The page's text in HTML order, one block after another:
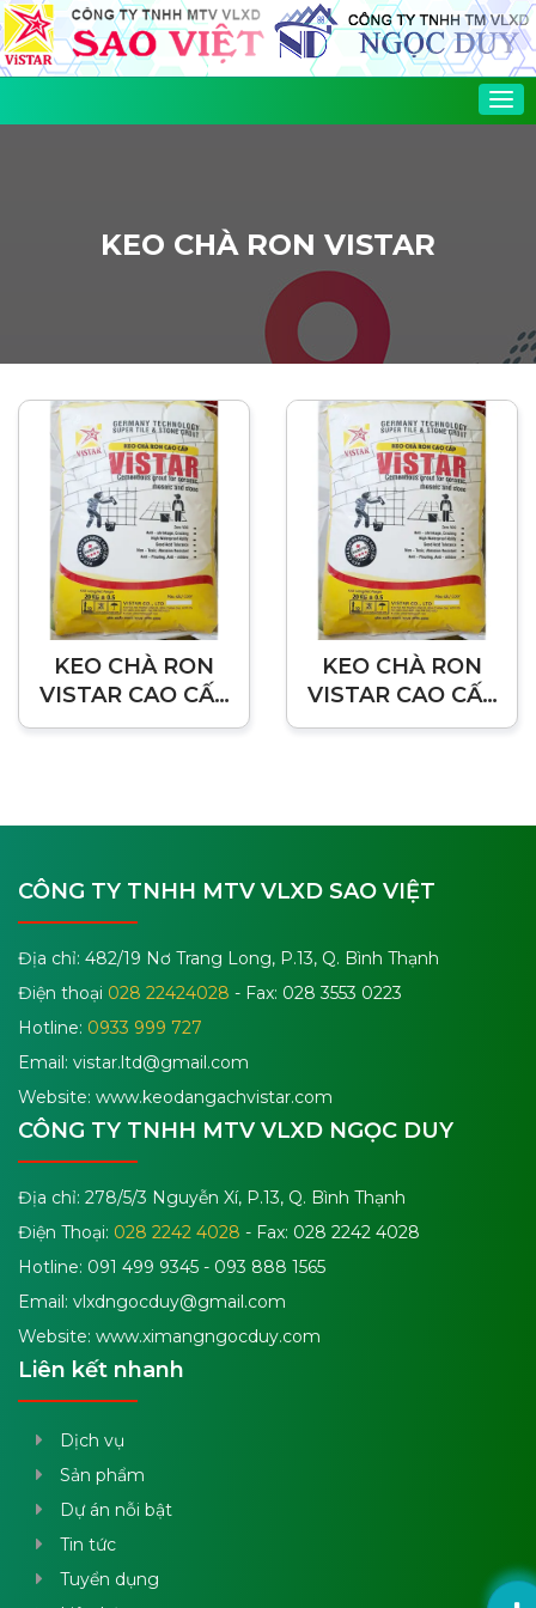
KEO CHÀ RON VISTAR
KEO CHÀ RON
VISTAR CAO CẤP
MÀU XÁM -
KEO CHÀ RON
VISTAR CAO CẤP
CÁC MÀU ĐẶC
CÔNG TY TNHH MTV VLXD SAO VIỆT
Địa chỉ: 482/19 Nơ Trang Long, P.13, Q. Bình Thạnh
Điện thoại 028 22424028 - Fax: 028 3553 0223
Hotline: 0933 999 727
Email: vistar.ltd@gmail.com
Website: www.keodangachvistar.com
CÔNG TY TNHH MTV VLXD NGỌC DUY
Địa chỉ: 278/5/3 Nguyễn Xí, P.13, Q. Bình Thạnh
Điện Thoại: 028 2242 4028 - Fax: 028 2242 4028
Hotline: 091 499 9345 - 093 888 1565
Email: vlxdngocduy@gmail.com
Website: www.ximangngocduy.com
Liên kết nhanh
Dịch vụ
Sản phẩm
Dự án nỗi bật
Tin tức
Tuyển dụng